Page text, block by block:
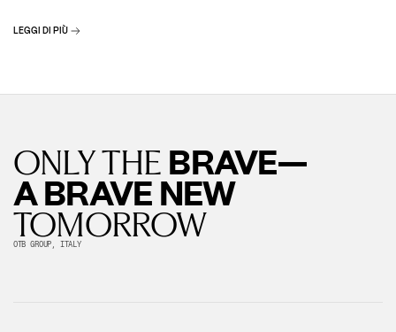
LEGGI DI PIÙ
ONLY THE BRAVE—
A BRAVE NEW
TOMORROW
OTB GROUP, ITALY